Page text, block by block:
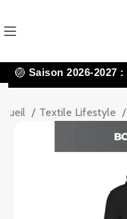
🏐 Saison 2026-2027 :
Textile Lifestyle